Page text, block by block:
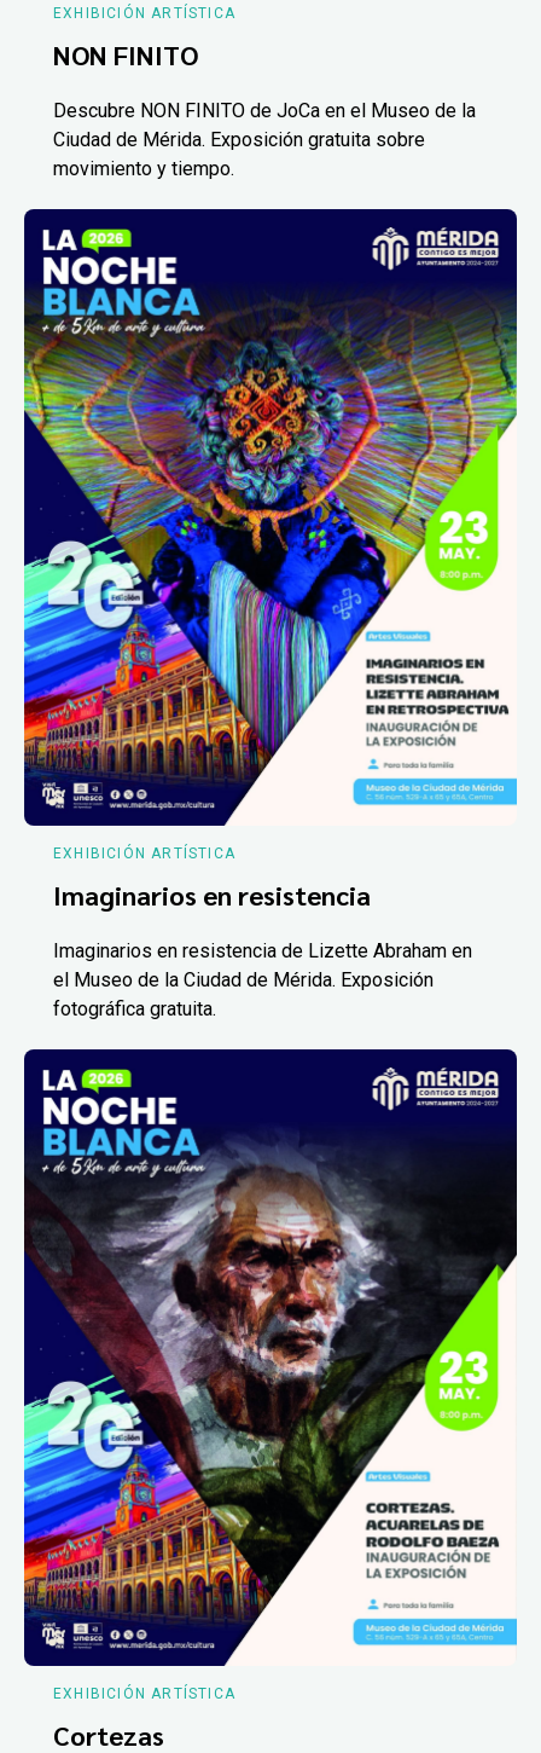
EXHIBICIÓN ARTÍSTICA
NON FINITO
Descubre NON FINITO de JoCa en el Museo de la
Ciudad de Mérida. Exposición gratuita sobre
movimiento y tiempo.
EXHIBICIÓN ARTÍSTICA
Imaginarios en resistencia
Imaginarios en resistencia de Lizette Abraham en
el Museo de la Ciudad de Mérida. Exposición
fotográfica gratuita.
EXHIBICIÓN ARTÍSTICA
Cortezas